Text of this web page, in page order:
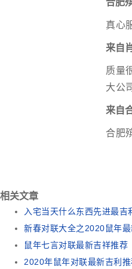
真心
来自
质量
大公
来自
合肥
相关文章
入宅当天什么东西先进最吉
新春对联大全之2020鼠年
鼠年七言对联最新吉祥推荐
2020年鼠年对联最新吉利